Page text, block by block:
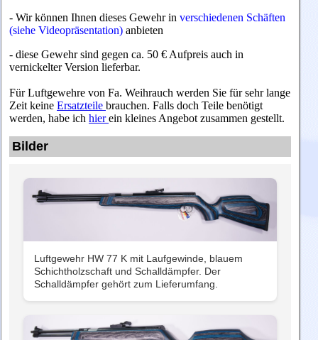
- Wir können Ihnen dieses Gewehr in verschiedenen Schäften
(siehe Videopräsentation) anbieten
- diese Gewehr sind gegen ca. 50 € Aufpreis auch in
vernickelter Version lieferbar.
Für Luftgewehre von Fa. Weihrauch werden Sie für sehr lange
Zeit keine Ersatzteile brauchen. Falls doch Teile benötigt
werden, habe ich hierein kleines Angebot zusammen gestellt.
Bilder
Luftgewehr HW 77 K mit Laufgewinde, blauem
Schichtholzschaft und Schalldämpfer. Der
Schalldämpfer gehört zum Lieferumfang.